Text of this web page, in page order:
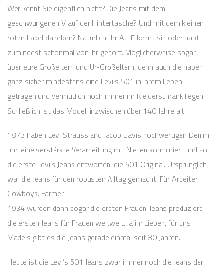
Wer kennt Sie eigentlich nicht? Die Jeans mit dem
geschwungenen V auf der Hintertasche? Und mit dem kleinen
roten Label daneben? Natürlich, ihr ALLE kennt sie oder habt
zumindest schonmal von ihr gehört. Möglicherweise sogar
über eure Großeltern und Ur-Großeltern, denn auch die haben
ganz sicher mindestens eine Levi’s 501 in ihrem Leben
getragen und vermutlich noch immer im Kleiderschrank liegen.
Schließlich ist das Modell inzwischen über 140 Jahre alt.
1873 haben Levi Strauss and Jacob Davis hochwertigen Denim
und eine verstärkte Verarbeitung mit Nieten kombiniert und so
die erste Levi’s Jeans entworfen: die 501 Original. Ursprünglich
war die Jeans für den robusten Alltag gemacht. Für Arbeiter.
Cowboys. Farmer.
1934 wurden dann sogar die ersten Frauen-Jeans produziert –
die ersten Jeans für Frauen weltweit. Ja ihr Lieben, für uns
Mädels gibt es die Jeans gerade einmal seit 80 Jahren.
Heute ist die Levi’s 501 Jeans zwar immer noch die Jeans der